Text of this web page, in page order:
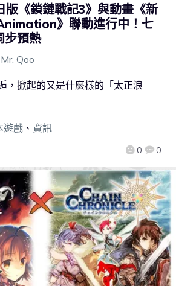
版《鎖鏈戰記3》與動畫《新
》聯動進行中！七
步預熱
Mr. Qoo
0 0
，掀起的又是什麼樣的「太正浪
遊戲、 資訊